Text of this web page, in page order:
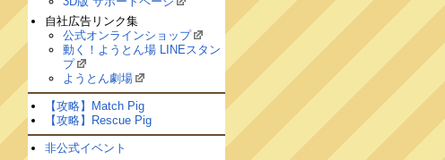
自社広告リンク集
公式オンラインショップ
動く！ようとん場 LINEスタン
プ
ようとん劇場
【攻略】Match Pig
【攻略】Rescue Pig
非公式イベント